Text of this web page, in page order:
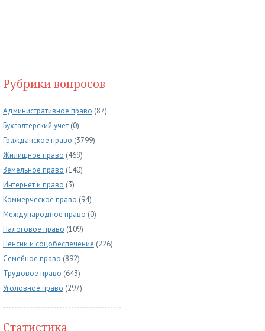
Рубрики вопросов
Административное право (87)
Бухгалтерский учет (0)
Гражданское право (3799)
Жилищное право (469)
Земельное право (140)
Интернет и право (3)
Коммерческое право (94)
Международное право (0)
Налоговое право (109)
Пенсии и соцобеспечение (226)
Семейное право (892)
Трудовое право (643)
Уголовное право (297)
Статистика